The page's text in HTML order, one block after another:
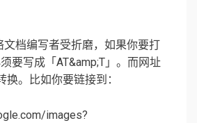
文档编写者受折磨，如果你要打
须要写成「AT&amp;T」。而网址
换。比如你要链接到：
images?